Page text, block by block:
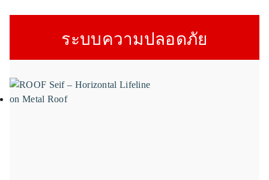
ระบบความปลอดภัย